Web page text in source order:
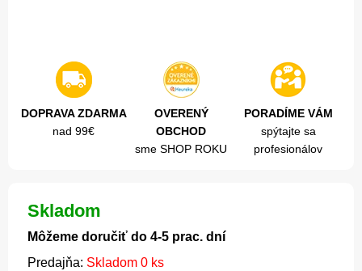
DOPRAVA ZDARMA
nad 99€
OVERENÝ
OBCHOD
sme SHOP ROKU
PORADÍME VÁM
spýtajte sa
profesionálov
Skladom
Môžeme doručiť do 4-5 prac. dní
Predajňa: Skladom 0 ks